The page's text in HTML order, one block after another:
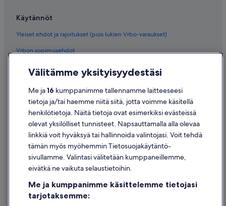
Käytännöt
Yleiset ehdot ja rajoitukset (pois lukien Vrbo-varaukset)
Vrbon sopimusehdot
Saavutettavuus
Evästeet
Käyttöehdot
Oikeudelliset tiedot / ota meihin yhteyttä
Sisältövaatimukset ja ilmoituksen tekeminen sisällöstä
Tuki
Ota yhteyttä
Välitämme yksityisyydestäsi
Me ja16 kumppanimme tallennamme laitteeseesi
tietoja ja/tai haemme niitä siitä, jotta voimme käsitellä
henkilötietoja. Näitä tietoja ovat esimerkiksi evästeissä
olevat yksilölliset tunnisteet. Napsauttamalla alla olevaa
linkkiä voit hyväksyä tai hallinnoida valintojasi. Voit tehdä
tämän myös myöhemmin Tietosuojakäytäntö-
sivullamme. Valintasi välitetään kumppaneillemme,
eivätkä ne vaikuta selaustietoihin.
Me ja kumppanimme käsittelemme tietojasi
tarjotaksemme: